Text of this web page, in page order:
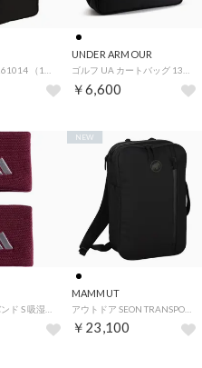
UNDER ARMOUR
￥6,600
MAMMUT
アウトドア SEON TRANSPORTER JE 15 BNY BALLISTIC NYLON 105249 （0001 BLACK）
￥23,100
NEW